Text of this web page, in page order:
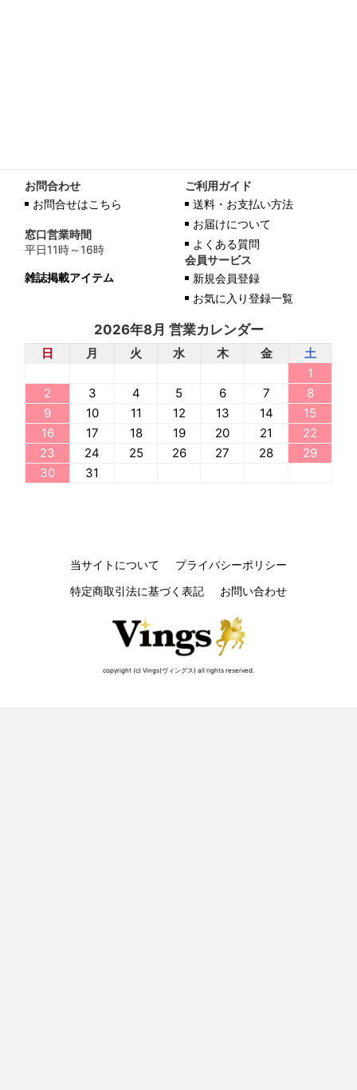
お問合わせ
お問合せはこちら
窓口営業時間
平日11時～16時
雑誌掲載アイテム
ご利用ガイド
送料・お支払い方法
お届けについて
よくある質問
会員サービス
新規会員登録
お気に入り登録一覧
2026年8月 営業カレンダー
日 月 火 水 木 金
土
1
2
3 4 5 6 7
8
9
10 11 12 13 14
15
16
17 18 19 20 21
22
23
24 25 26 27 28
29
30
31
当サイトについて
プライバシーポリシー
特定商取引法に基づく表記
お問い合わせ
copyright (c) Vings(ヴィングス) all rights reserved.